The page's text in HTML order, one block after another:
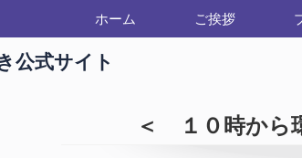
ホーム ご挨拶
公式サイト
＜ １０時から